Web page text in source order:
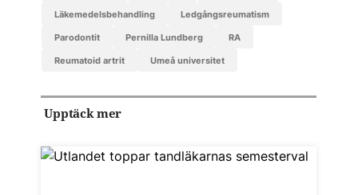
läkemedelsbehandling ledgångsreumatism
parodontit Pernilla Lundberg RA
reumatoid artrit Umeå universitet
Upptäck mer